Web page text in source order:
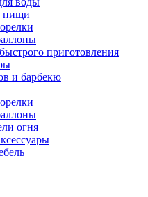
пищи
приготовления
и барбекю
огня